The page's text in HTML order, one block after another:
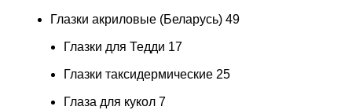
Глазки акриловые (Беларусь) 49
Глазки для Тедди 17
Глазки таксидермические 25
Глаза для кукол 7